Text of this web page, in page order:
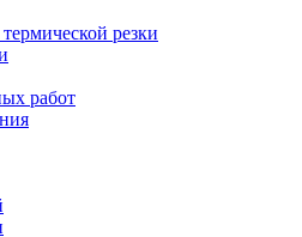
резки
работ